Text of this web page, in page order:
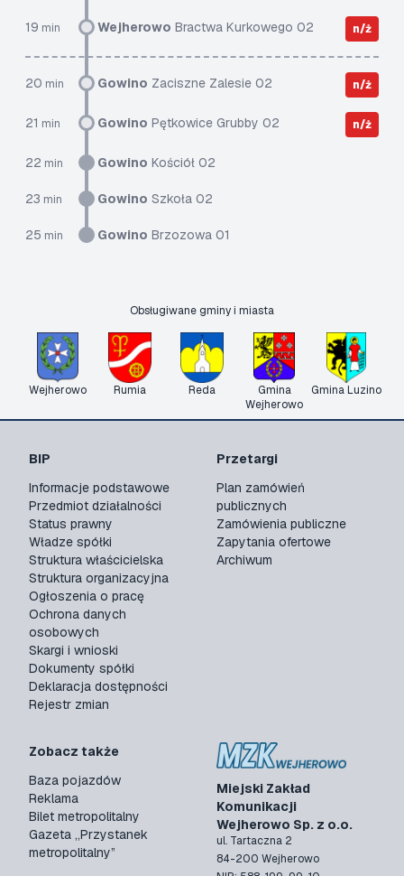
19 min Wejherowo Bractwa Kurkowego 02 n/ż
20 min Gowino Zaciszne Zalesie 02 n/ż
21 min Gowino Pętkowice Grubby 02 n/ż
22 min Gowino Kościół 02
23 min Gowino Szkoła 02
25 min Gowino Brzozowa 01
Obsługiwane gminy i miasta
Wejherowo Rumia Reda
Gmina
Wejherowo
Gmina Luzino
Miejski Zakład
Komunikacji
Wejherowo Sp. z o.o.
ul. Tartaczna 2
84-200 Wejherowo
BIP
Informacje podstawowe
Przedmiot działalności
Status prawny
Władze spółki
Struktura właścicielska
Struktura organizacyjna
Ogłoszenia o pracę
Ochrona danych
osobowych
Skargi i wnioski
Dokumenty spółki
Deklaracja dostępności
Rejestr zmian
Przetargi
Plan zamówień
publicznych
Zamówienia publiczne
Zapytania ofertowe
Archiwum
Zobacz także
Baza pojazdów
Reklama
Bilet metropolitalny
Gazeta „Przystanek
metropolitalny”